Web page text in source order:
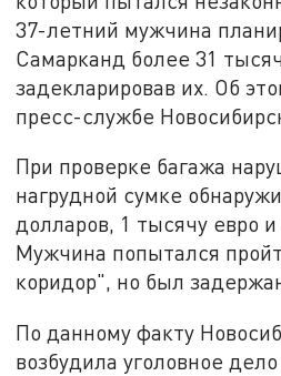
37-летний мужчина
Самарканд более 31
задекларировав их. Об
пресс-службе
При проверке багажа
нагрудной сумке
долларов, 1 тысячу евро
Мужчина попытался
коридор", но был
По данному факту
возбудила уголовное